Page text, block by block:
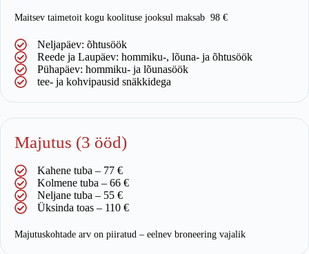
Maitsev taimetoit kogu koolituse jooksul maksab 98 €
Neljapäev: õhtusöök
Reede ja Laupäev: hommiku-, lõuna- ja õhtusöök
Pühapäev: hommiku- ja lõunasöök
tee- ja kohvipausid snäkkidega
Majutus (3 ööd)
Kahene tuba – 77 €
Kolmene tuba – 66 €
Neljane tuba – 55 €
Üksinda toas – 110 €
Majutuskohtade arv on piiratud – eelnev broneering vajalik